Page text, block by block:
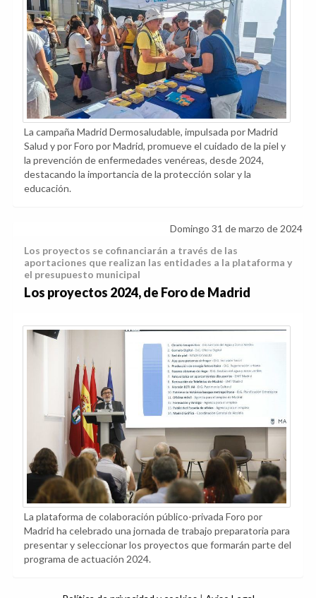
La campaña Madrid Dermosaludable, impulsada por Madrid
Salud y por Foro por Madrid, promueve el cuidado de la piel y
la prevención de enfermedades venéreas, desde 2024,
destacando la importancia de la protección solar y la
educación.
Domingo 31 de marzo de 2024
Los proyectos se cofinanciarán a través de las
aportaciones que realizan las entidades a la plataforma y
el presupuesto municipal
Los proyectos 2024, de Foro de Madrid
La plataforma de colaboración público-privada Foro por
Madrid ha celebrado una jornada de trabajo preparatoria para
presentar y seleccionar los proyectos que formarán parte del
programa de actuación 2024.